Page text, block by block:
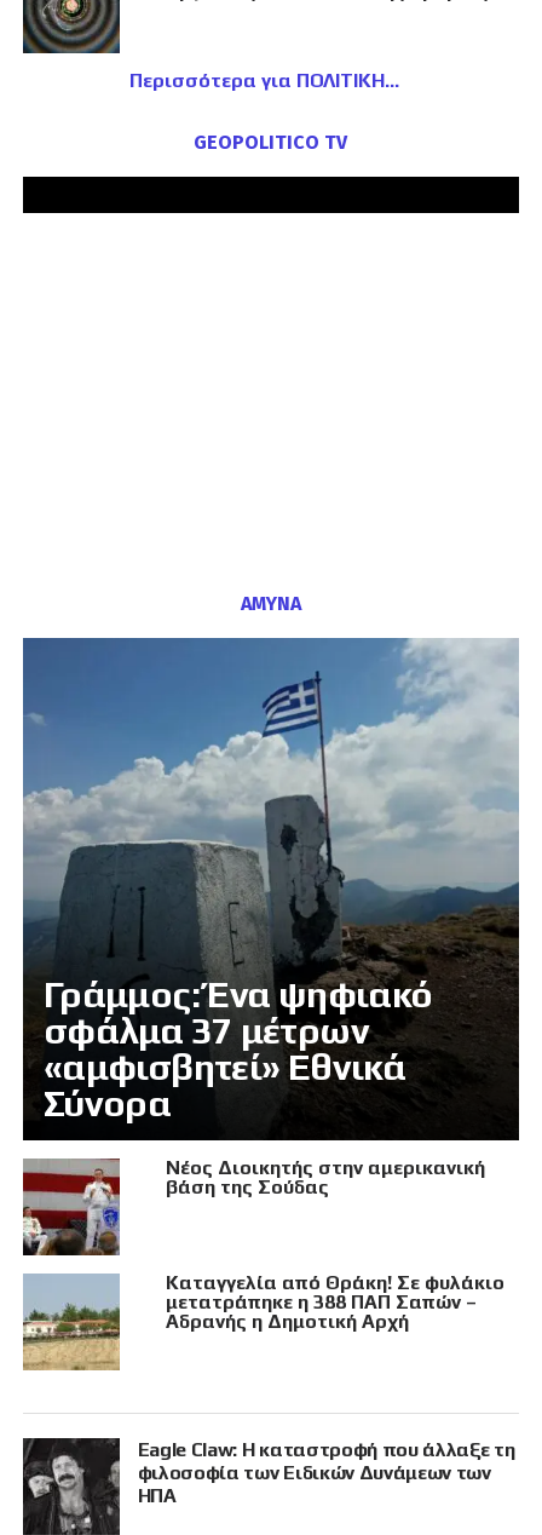
Περισσότερα για ΠΟΛΙΤΙΚΗ
GEOPOLITICO TV
ΑΜΥΝΑ
Γράμμος: Ένα ψηφιακό
σφάλμα 37 μέτρων
«αμφισβητεί» Εθνικά
Σύνορα
Νέος Διοικητής στην αμερικανική
βάση της Σούδας
Καταγγελία από Θράκη! Σε φυλάκιο
μετατράπηκε η 388 ΠΑΠ Σαπών –
Αδρανής η Δημοτική Αρχή
Eagle Claw: Η καταστροφή που άλλαξε τη
φιλοσοφία των Ειδικών Δυνάμεων των
ΗΠΑ